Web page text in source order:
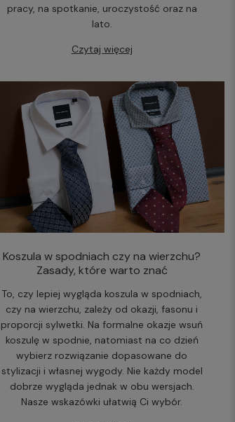
pracy, na spotkanie, uroczystość oraz na
lato.
Czytaj więcej
Koszula w spodniach czy na wierzchu?
Zasady, które warto znać
To, czy lepiej wygląda koszula w spodniach,
czy na wierzchu, zależy od okazji, fasonu i
proporcji sylwetki. Na formalne okazje wsuń
koszulę w spodnie, natomiast na co dzień
wybierz rozwiązanie dopasowane do
stylizacji i własnej wygody. Nie każdy model
dobrze wygląda jednak w obu wersjach.
Nasze wskazówki ułatwią Ci wybór.